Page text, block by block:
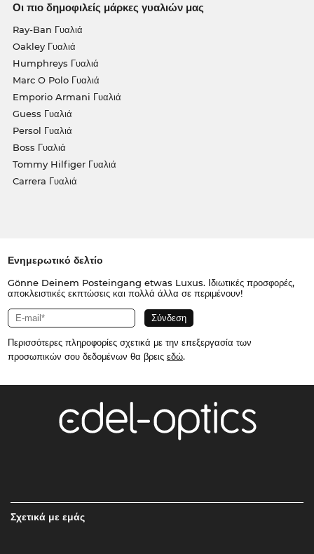
Οι πιο δημοφιλείς μάρκες γυαλιών μας
Ray-Ban Γυαλιά
Oakley Γυαλιά
Humphreys Γυαλιά
Marc O Polo Γυαλιά
Emporio Armani Γυαλιά
Guess Γυαλιά
Persol Γυαλιά
Boss Γυαλιά
Tommy Hilfiger Γυαλιά
Carrera Γυαλιά
Ενημερωτικό δελτίο
Gönne Deinem Posteingang etwas Luxus. Ιδιωτικές προσφορές,
αποκλειστικές εκπτώσεις και πολλά άλλα σε περιμένουν!
Περισσότερες πληροφορίες σχετικά με την επεξεργασία των
προσωπικών σου δεδομένων θα βρεις εδώ.
Σχετικά με εμάς